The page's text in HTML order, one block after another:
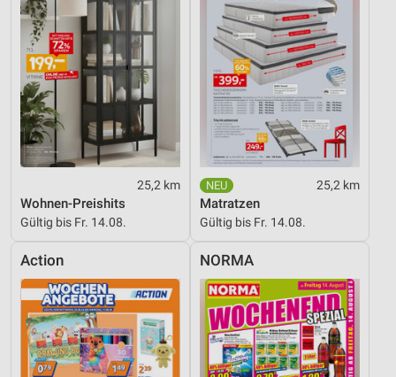
25,2 km
Wohnen-Preishits
Gültig bis Fr. 14.08.
25,2 km
Matratzen
Gültig bis Fr. 14.08.
Action NORMA
Funktional
Werbung